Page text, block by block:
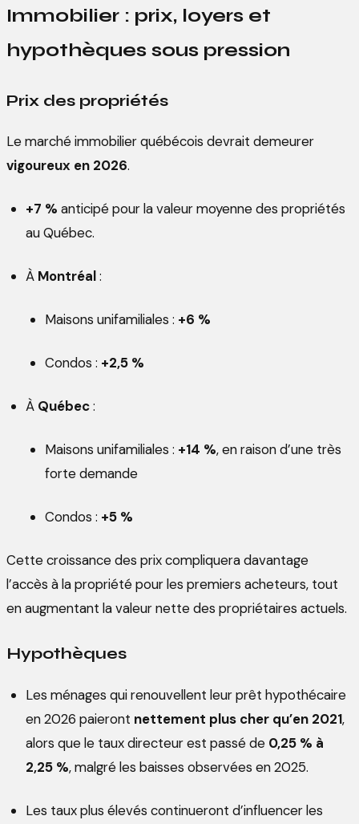
Immobilier : prix, loyers et
hypothèques sous pression
Prix des propriétés
Le marché immobilier québécois devrait demeurer
vigoureux en 2026.
+7 % anticipé pour la valeur moyenne des propriétés
au Québec.
À Montréal:
Maisons unifamiliales : +6 %
Condos : +2,5 %
À Québec:
Maisons unifamiliales : +14 %, en raison d’une très
forte demande
Condos : +5 %
Cette croissance des prix compliquera davantage
l’accès à la propriété pour les premiers acheteurs, tout
en augmentant la valeur nette des propriétaires actuels.
Hypothèques
Les ménages qui renouvellent leur prêt hypothécaire
en 2026 paieront nettement plus cher qu’en 2021,
alors que le taux directeur est passé de 0,25 % à
2,25 %, malgré les baisses observées en 2025.
Les taux plus élevés continueront d’influencer les